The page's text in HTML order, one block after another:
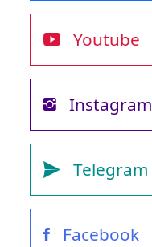
Youtube
Instagram
Telegram
Facebook